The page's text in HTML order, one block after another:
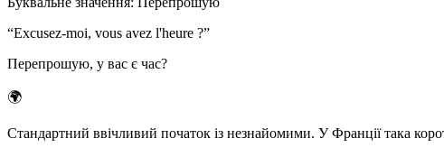
“Excusez-moi, vous avez l'heure ?”
Перепрошую, у вас є час?
🌍
Стандартний ввічливий початок із незнайомими. У Франції така